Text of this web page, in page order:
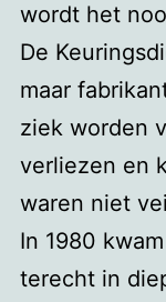
wordt het
De
maar
ziek worden
verliezen en
waren niet
In 1980
terecht in